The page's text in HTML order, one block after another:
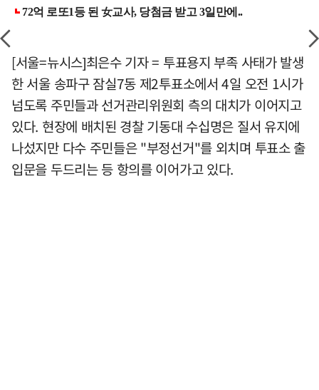
[서울=뉴시스]최은수 기자 = 투표용지 부족 사태가 발생
한 서울 송파구 잠실7동 제2투표소에서 4일 오전 1시가
넘도록 주민들과 선거관리위원회 측의 대치가 이어지고
있다. 현장에 배치된 경찰 기동대 수십명은 질서 유지에
나섰지만 다수 주민들은 "부정선거"를 외치며 투표소 출
입문을 두드리는 등 항의를 이어가고 있다.